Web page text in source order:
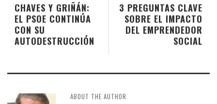
3 PREGUNTAS CLAVE
SOBRE EL IMPACTO
DEL EMPRENDEDOR
SOCIAL
CHAVES Y GRIÑÁN:
EL PSOE CONTINÚA
CON SU
AUTODESTRUCCIÓN
ABOUT THE AUTHOR